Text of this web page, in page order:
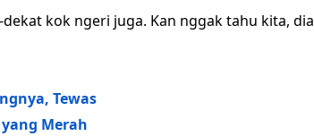
kok ngeri juga. Kan nggak tahu kita, dia
Tewas
Merah